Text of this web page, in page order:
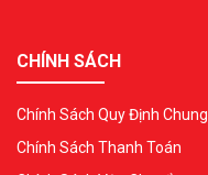
CHÍNH SÁCH
Chính Sách Quy Định Chung
Chính Sách Thanh Toán